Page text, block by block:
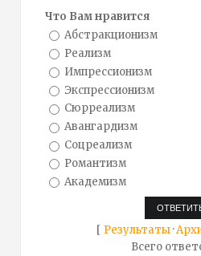
Что Вам нравится
Абстракционизм
Реализм
Импрессионизм
Экспрессионизм
Сюрреализм
Авангардизм
Соцреализм
Романтизм
Академизм
[ Результаты·
Всего